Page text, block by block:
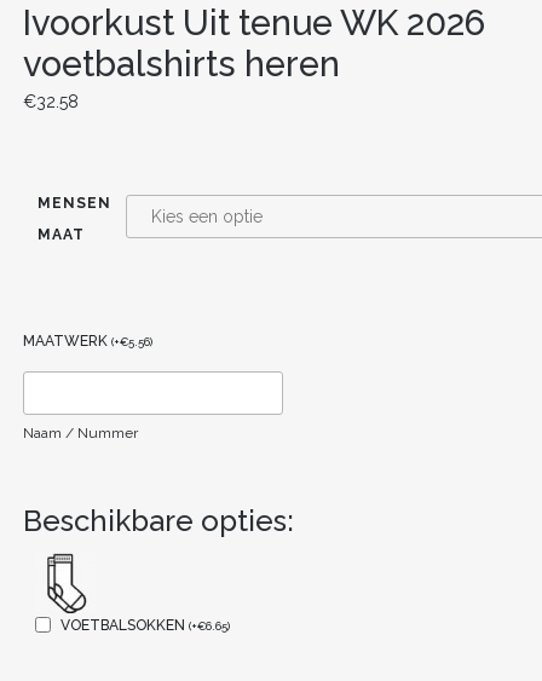
Ivoorkust Uit tenue WK 2026
voetbalshirts heren
€32.58
MENSEN
MAAT
MAATWERK (+€5.56)
Naam / Nummer
Beschikbare opties:
VOETBALSOKKEN (+€6.65)